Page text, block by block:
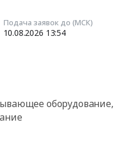
Подача заявок до (МСК)
10.08.2026 13:54
оборудование,